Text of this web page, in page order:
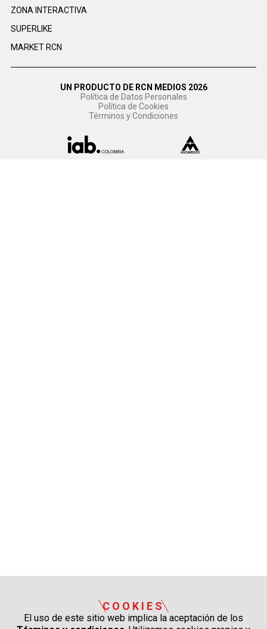
ZONA INTERACTIVA
SUPERLIKE
MARKET RCN
UN PRODUCTO DE RCN MEDIOS 2026
Política de Datos Personales
Política de Cookies
Términos y Condiciones
COOKIES
El uso de este sitio web implica la aceptación de los